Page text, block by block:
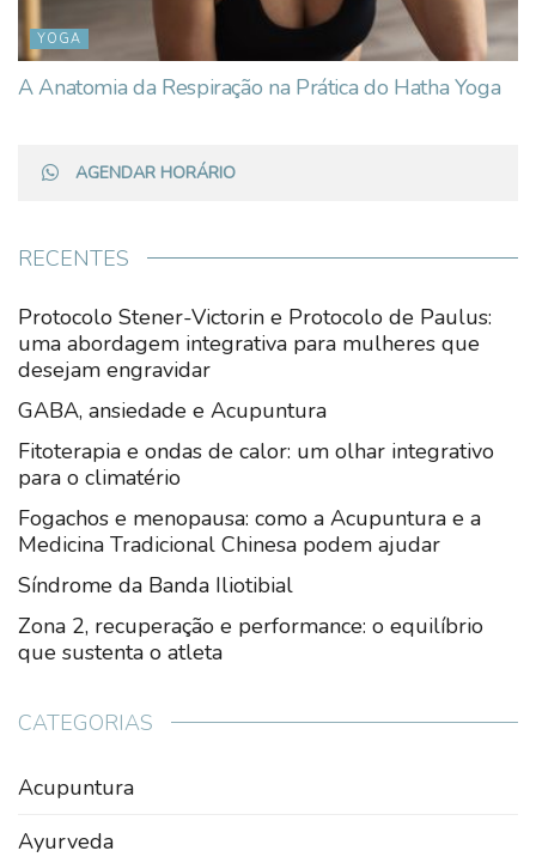
YOGA
A Anatomia da Respiração na Prática do Hatha Yoga
AGENDAR HORÁRIO
RECENTES
Protocolo Stener-Victorin e Protocolo de Paulus:
uma abordagem integrativa para mulheres que
desejam engravidar
GABA, ansiedade e Acupuntura
Fitoterapia e ondas de calor: um olhar integrativo
para o climatério
Fogachos e menopausa: como a Acupuntura e a
Medicina Tradicional Chinesa podem ajudar
Síndrome da Banda Iliotibial
Zona 2, recuperação e performance: o equilíbrio
que sustenta o atleta
CATEGORIAS
Acupuntura
Ayurveda